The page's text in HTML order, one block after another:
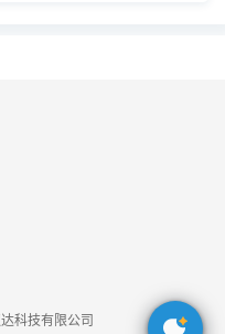
科技有限公司